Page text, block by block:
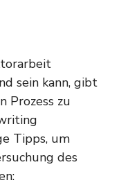
sein kann, gibt
Prozess zu
Tipps, um
des